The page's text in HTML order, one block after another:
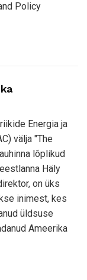
Policy
Energia ja
välja "The
lõplikud
Häly
on üks
inimest, kes
üldsuse
Ameerika